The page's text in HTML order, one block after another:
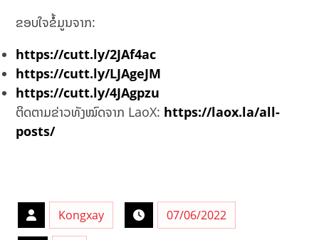
ຂອບໃຈຂໍ້ມູນຈາກ:
https://cutt.ly/2JAf4ac
https://cutt.ly/LJAgeJM
https://cutt.ly/4JAgpzu
ຕິດຕາມຂ່າວທັງໝົດຈາກ LaoX: https://laox.la/all-
posts/
Kongxay 07/06/2022